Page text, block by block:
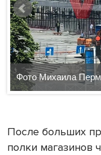
Фото Михаила
После больших
полки магазинов